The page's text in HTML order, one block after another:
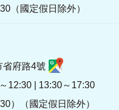
（國定假日除外）
府路4號
12:30 | 13:30～17:30
）（國定假日除外）